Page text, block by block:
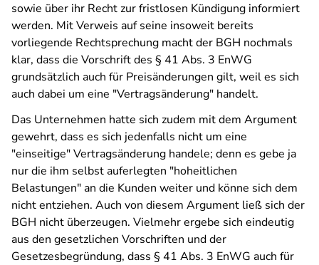
sowie über ihr Recht zur fristlosen Kündigung informiert
werden. Mit Verweis auf seine insoweit bereits
vorliegende Rechtsprechung macht der BGH nochmals
klar, dass die Vorschrift des § 41 Abs. 3 EnWG
grundsätzlich auch für Preisänderungen gilt, weil es sich
auch dabei um eine "Vertragsänderung" handelt.
Das Unternehmen hatte sich zudem mit dem Argument
gewehrt, dass es sich jedenfalls nicht um eine
"einseitige" Vertragsänderung handele; denn es gebe ja
nur die ihm selbst auferlegten "hoheitlichen
Belastungen" an die Kunden weiter und könne sich dem
nicht entziehen. Auch von diesem Argument ließ sich der
BGH nicht überzeugen. Vielmehr ergebe sich eindeutig
aus den gesetzlichen Vorschriften und der
Gesetzesbegründung, dass § 41 Abs. 3 EnWG auch für